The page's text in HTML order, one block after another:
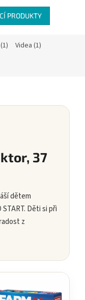
PRODUKTY
Videa (1)
37
dětem
Děti si při
z